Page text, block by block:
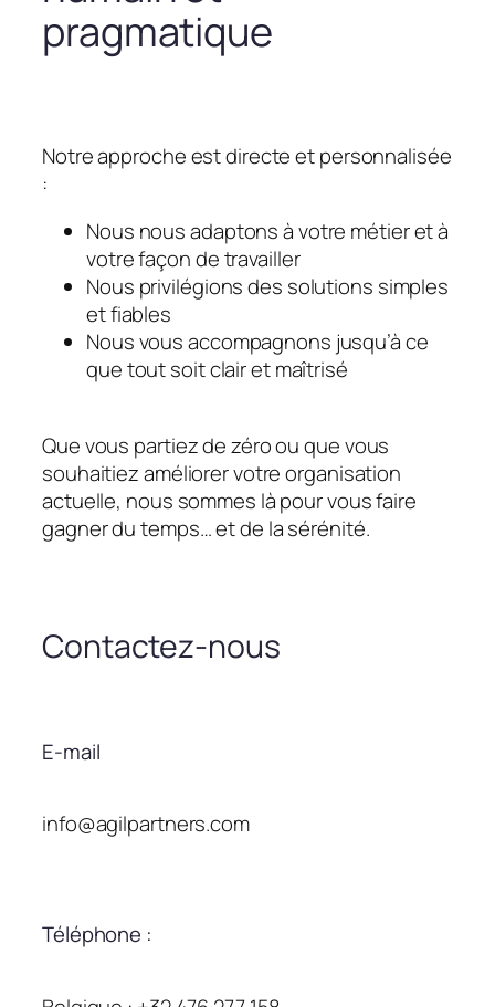
pragmatique
Notre approche est directe et personnalisée
:
Nous nous adaptons à votre métier et à
votre façon de travailler
Nous privilégions des solutions simples
et fiables
Nous vous accompagnons jusqu’à ce
que tout soit clair et maîtrisé
Que vous partiez de zéro ou que vous
souhaitiez améliorer votre organisation
actuelle, nous sommes là pour vous faire
gagner du temps… et de la sérénité.
Contactez-nous
E-mail
info@agilpartners.com
Téléphone :